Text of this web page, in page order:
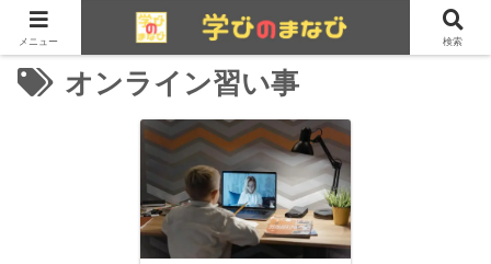
オンライン習い事
メニュー 検索